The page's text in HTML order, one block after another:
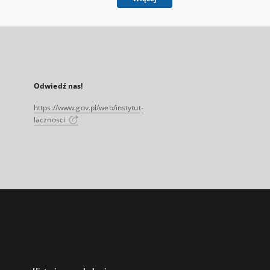
Odwiedź nas!
https://www.gov.pl/web/instytut-
lacznosci